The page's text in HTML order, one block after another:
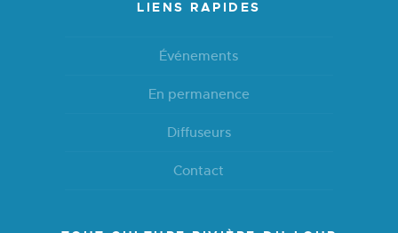
LIENS RAPIDES
Événements
En permanence
Diffuseurs
Contact